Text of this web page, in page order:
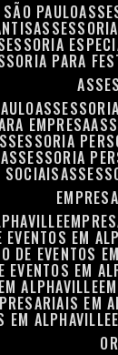
SÃO PAULO
PARA
EMPRESA
ASSESSORIA
ASSESSORIA
SOCIAIS
EM
DE EVENTOS
EVENTOS EM
ALPHAVILLE
EM
EM ALPHAVILLE